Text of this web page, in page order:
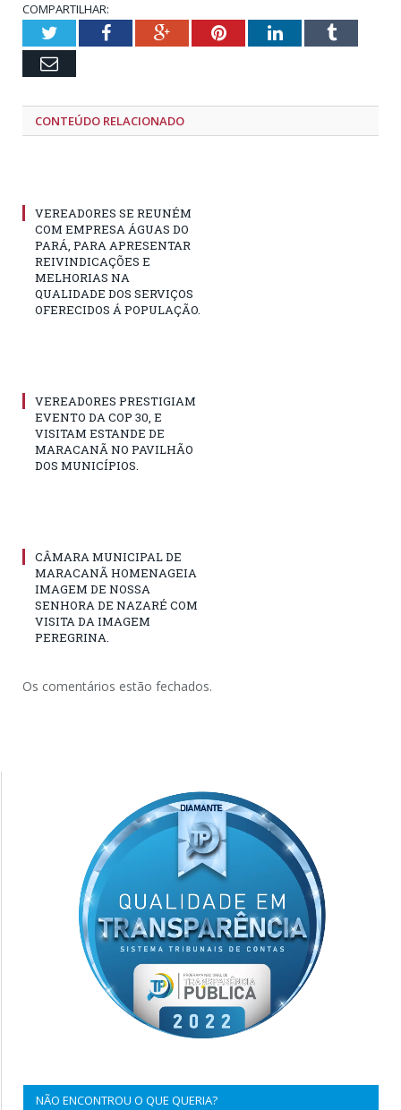
COMPARTILHAR:
TwitterFacebookGoogle+PinterestLinkedInTumblr
Email
CONTEÚDO RELACIONADO
VEREADORES SE REUNÉM
COM EMPRESA ÁGUAS DO
PARÁ, PARA APRESENTAR
REIVINDICAÇÕES E
MELHORIAS NA
QUALIDADE DOS SERVIÇOS
OFERECIDOS Á POPULAÇÃO.
VEREADORES PRESTIGIAM
EVENTO DA COP 30, E
VISITAM ESTANDE DE
MARACANÃ NO PAVILHÃO
DOS MUNICÍPIOS.
CÂMARA MUNICIPAL DE
MARACANÃ HOMENAGEIA
IMAGEM DE NOSSA
SENHORA DE NAZARÉ COM
VISITA DA IMAGEM
PEREGRINA.
Os comentários estão fechados.
NÃO ENCONTROU O QUE QUERIA?